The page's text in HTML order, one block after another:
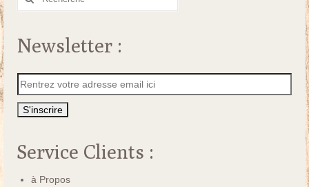
Newsletter :
Service Clients :
à Propos